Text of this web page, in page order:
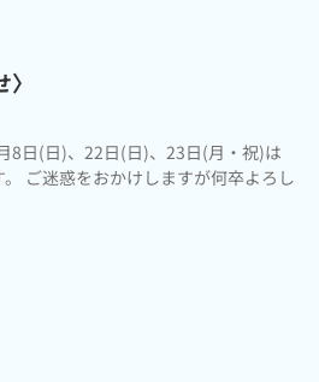
8日(日)、22日(日)、23日(月・祝)は
ご迷惑をおかけしますが何卒よろし